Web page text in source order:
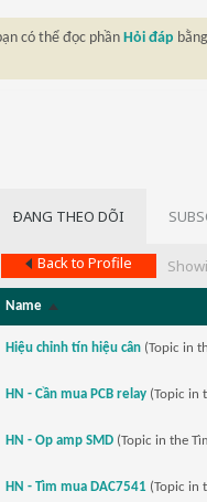
có thể đọc phần Hỏi đáp
ÐANG THEO DÕI
Back to Profile
Name
Hiệu chỉnh tín hiệu cân (Topic in
HN - Cần mua PCB relay (Topic in
HN - Op amp SMD (Topic in the
HN - Tìm mua DAC7541 (Topic in